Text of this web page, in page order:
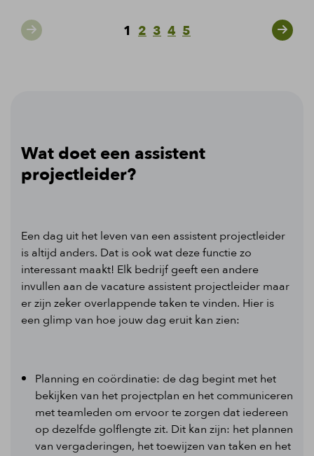
1 2 3 4 5
Wat doet een assistent
projectleider?
Een dag uit het leven van een assistent projectleider
is altijd anders. Dat is ook wat deze functie zo
interessant maakt! Elk bedrijf geeft een andere
invullen aan de vacature assistent projectleider maar
er zijn zeker overlappende taken te vinden. Hier is
een glimp van hoe jouw dag eruit kan zien:
Planning en coördinatie: de dag begint met het
bekijken van het projectplan en het communiceren
met teamleden om ervoor te zorgen dat iedereen
op dezelfde golflengte zit. Dit kan zijn: het plannen
van vergaderingen, het toewijzen van taken en het